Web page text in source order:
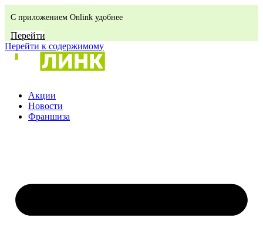
С приложением Onlink удобнее
Перейти
Перейти к содержимому
Акции
Новости
Франшиза